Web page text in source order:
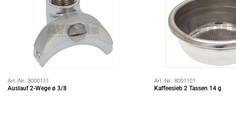
Art.-Nr.: 8000111
Auslauf 2-Wege ø 3/8
Art.-Nr.: 8001101
Kaffeesieb 2 Tassen 14 g